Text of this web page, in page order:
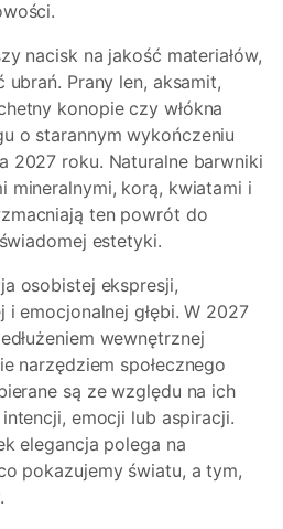
nacisk na jakość materiałów,
ubrań. Prany len, aksamit,
konopie czy włókna
o starannym wykończeniu
2027 roku. Naturalne barwniki
mineralnymi, korą, kwiatami i
ten powrót do
estetyki.
osobistej ekspresji,
emocjonalnej głębi. W 2027
wewnętrznej
narzędziem społecznego
są ze względu na ich
emocji lub aspiracji.
elegancja polega na
pokazujemy światu, a tym,